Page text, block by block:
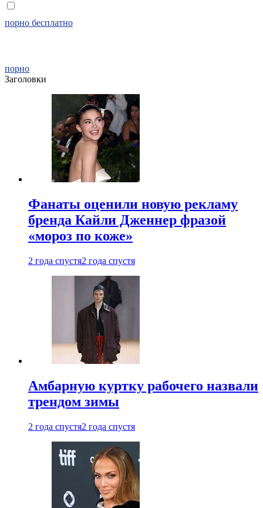
порно бесплатно
порно
Заголовки
Фанаты оценили новую рекламу
бренда Кайли Дженнер фразой
«мороз по коже»
2 года спустя2 года спустя
Амбарную куртку рабочего назвали
трендом зимы
2 года спустя2 года спустя